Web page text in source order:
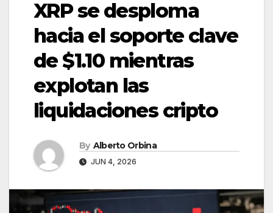
XRP se desploma
hacia el soporte clave
de $1.10 mientras
explotan las
liquidaciones cripto
By Alberto Orbina
JUN 4, 2026